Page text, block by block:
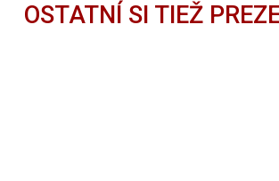
OSTATNÍ SI TIEŽ